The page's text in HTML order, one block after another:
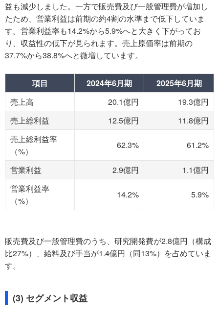
益も減少しました。一方で販売費及び一般管理費が増加し
たため、営業利益は前期の約4割の水準まで低下していま
す。営業利益率も14.2%から5.9%へと大きく下がってお
り、収益性の低下が見られます。売上原価率は前期の
37.7%から38.8%へと微増しています。
項目 2024年6月期
2025年6月期
売上高
20.1億円
19.3億円
売上総利益
12.5億円
11.8億円
売上総利益率
（%）
62.3% 61.2%
営業利益 2.9億円
1.1億円
営業利益率
（%）
14.2% 5.9%
販売費及び一般管理費のうち、研究開発費が2.8億円（構成
比27%）、給料及び手当が1.4億円（同13%）を占めていま
す。
(3) セグメント収益